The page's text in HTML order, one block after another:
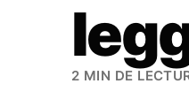
2 MIN DE